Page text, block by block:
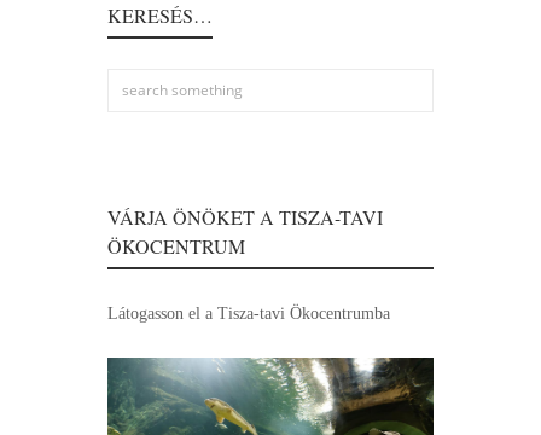
KERESÉS…
VÁRJA ÖNÖKET A TISZA-TAVI
ÖKOCENTRUM
Látogasson el a Tisza-tavi Ökocentrumba